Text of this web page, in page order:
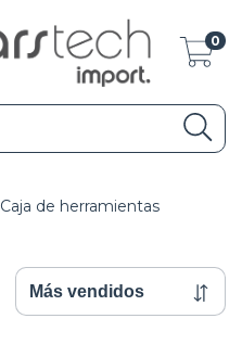
0
Caja de herramientas